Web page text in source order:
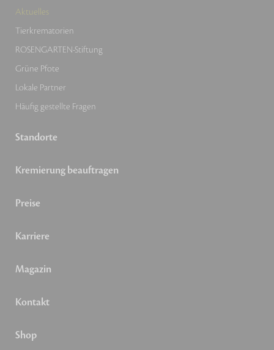
Aktuelles
Tierkrematorien
ROSENGARTEN-Stiftung
Grüne Pfote
Lokale Partner
Häufig gestellte Fragen
Standorte
Kremierung beauftragen
Preise
Karriere
Magazin
Kontakt
Shop